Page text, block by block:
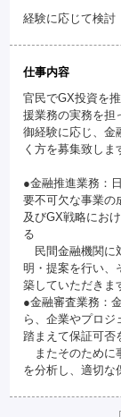
経験に応じて検討
仕事内容
官民でGX投資を
援業務の実務を担
御経験に応じ、金
く方を募集致しま
●金融推進業務：
要不可欠な事業の
及びGX戦略にお
る
民間金融機関に
明・提案を行い、
築していただきま
●金融審査業務：
ら、企業やプロジ
踏まえて保証可否
またそのために
を分析し、適切な